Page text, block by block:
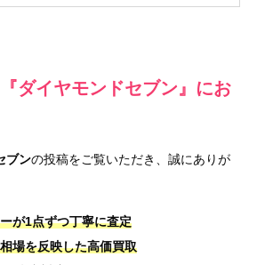
ダイヤモンドセブン』にお
ブンの投稿をご覧いただき、誠にありが
が1点ずつ丁寧に査定
場を反映した高価買取